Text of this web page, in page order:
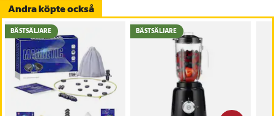
Andra köpte också
BÄSTSÄLJARE BÄSTSÄLJARE